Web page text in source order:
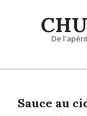
De
Primary
MenuSauce au